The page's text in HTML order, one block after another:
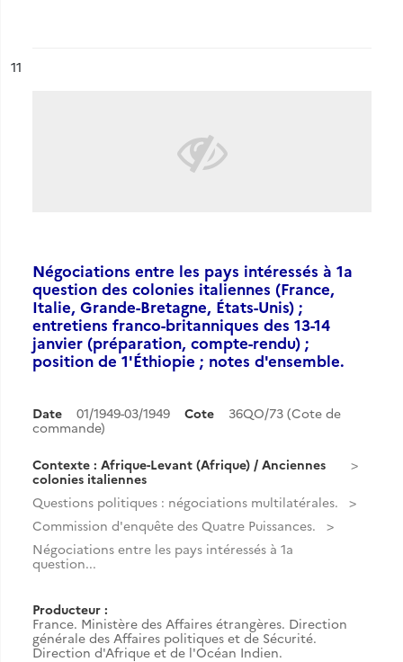
n°
11
Négociations entre les pays intéressés à 1a
question des colonies italiennes (France,
Italie, Grande-Bretagne, États-Unis) ;
entretiens franco-britanniques des 13-14
janvier (préparation, compte-rendu) ;
position de 1'Éthiopie ; notes d'ensemble.
Date 01/1949-03/1949 Cote
36QO/73 (Cote de
commande)
Contexte : Afrique-Levant (Afrique) / Anciennes
colonies italiennes
Questions politiques : négociations multilatérales.
Commission d'enquête des Quatre Puissances.
Négociations entre les pays intéressés à 1a
question...
Producteur :
France. Ministère des Affaires étrangères. Direction
générale des Affaires politiques et de Sécurité.
Direction d'Afrique et de l'Océan Indien.